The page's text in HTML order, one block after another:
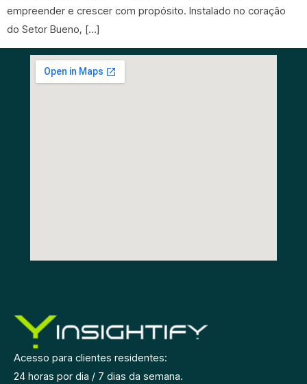
empreender e crescer com propósito. Instalado no coração
do Setor Bueno, […]
Acesso para clientes residentes:
24 horas por dia / 7 dias da semana.